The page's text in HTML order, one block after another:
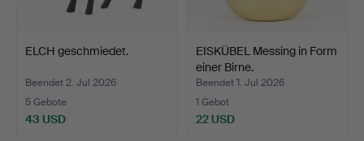
ELCH geschmiedet.
Beendet 2. Jul 2026
5 Gebote
43 USD
EISKÜBEL Messing in Form
einer Birne.
Beendet 1. Jul 2026
1 Gebot
22 USD